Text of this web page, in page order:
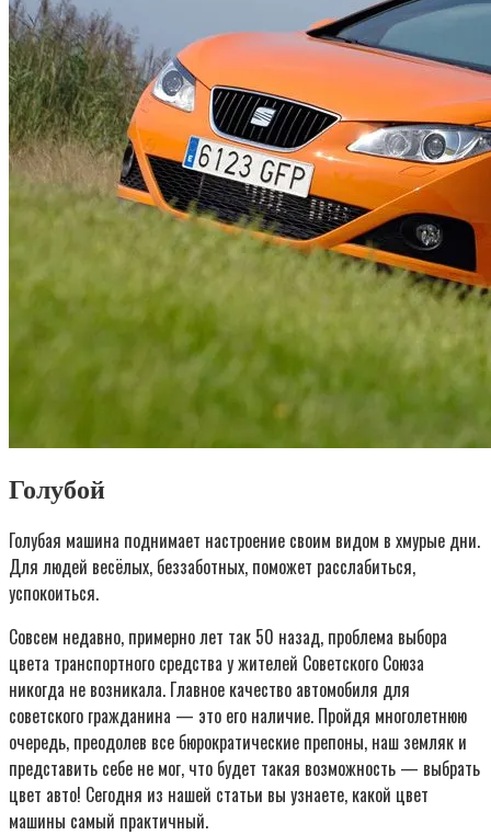
Голубой
Голубая машина поднимает настроение своим видом в хмурые дни.
Для людей весёлых, беззаботных, поможет расслабиться,
успокоиться.
Совсем недавно, примерно лет так 50 назад, проблема выбора
цвета транспортного средства у жителей Советского Союза
никогда не возникала. Главное качество автомобиля для
советского гражданина — это его наличие. Пройдя многолетнюю
очередь, преодолев все бюрократические препоны, наш земляк и
представить себе не мог, что будет такая возможность — выбрать
цвет авто! Сегодня из нашей статьи вы узнаете, какой цвет
машины самый практичный.